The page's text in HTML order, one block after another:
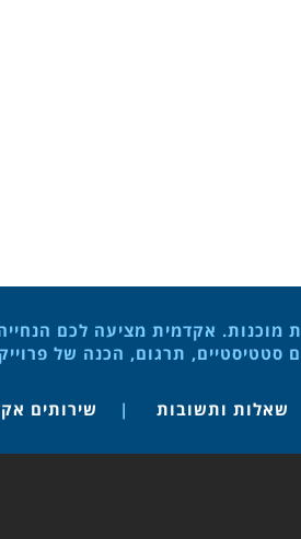
מוכנות. אקדמית מציעה לכם
סטטיסטיים, תרגום, הכנה של
שאלות ותשובות שירותים